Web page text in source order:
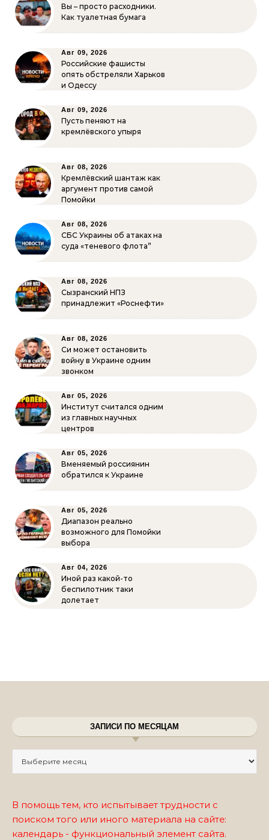
Вы – просто расходники.
Как туалетная бумага
Авг 09, 2026
Российские фашисты
опять обстреляли Харьков
и Одессу
Авг 09, 2026
Пусть пеняют на
кремлёвского упыря
Авг 08, 2026
Кремлёвский шантаж как
аргумент против самой
Помойки
Авг 08, 2026
СБС Украины об атаках на
суда «теневого флота”
Авг 08, 2026
Сызранский НПЗ
принадлежит «Роснефти»
Авг 08, 2026
Си может остановить
войну в Украине одним
звонком
Авг 05, 2026
Институт считался одним
из главных научных
центров
Авг 05, 2026
Вменяемый россиянин
обратился к Украине
Авг 05, 2026
Диапазон реально
возможного для Помойки
выбора
Авг 04, 2026
Иной раз какой-то
беспилотник таки
долетает
ЗАПИСИ ПО МЕСЯЦАМ
В помощь тем, кто испытывает трудности с
поиском того или иного материала на сайте:
календарь - функциональный элемент сайта.